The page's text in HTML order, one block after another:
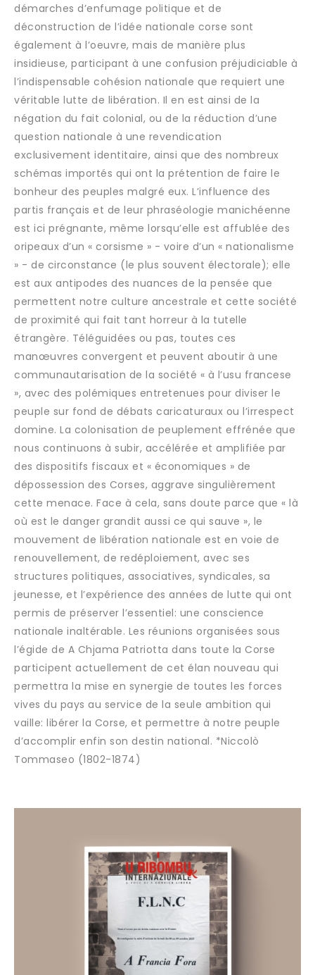
démarches d’enfumage politique et de
déconstruction de l’idée nationale corse sont
également à l’oeuvre, mais de manière plus
insidieuse, participant à une confusion préjudiciable à
l’indispensable cohésion nationale que requiert une
véritable lutte de libération. Il en est ainsi de la
négation du fait colonial, ou de la réduction d’une
question nationale à une revendication
exclusivement identitaire, ainsi que des nombreux
schémas importés qui ont la prétention de faire le
bonheur des peuples malgré eux. L’influence des
partis français et de leur phraséologie manichéenne
est ici prégnante, même lorsqu’elle est affublée des
oripeaux d’un « corsisme » - voire d’un « nationalisme
» - de circonstance (le plus souvent électorale); elle
est aux antipodes des nuances de la pensée que
permettent notre culture ancestrale et cette société
de proximité qui fait tant horreur à la tutelle
étrangère. Téléguidées ou pas, toutes ces
manœuvres convergent et peuvent aboutir à une
communautarisation de la société « à l’usu francese
», avec des polémiques entretenues pour diviser le
peuple sur fond de débats caricaturaux ou l’irrespect
domine. La colonisation de peuplement effrénée que
nous continuons à subir, accélérée et amplifiée par
des dispositifs fiscaux et « économiques » de
dépossession des Corses, aggrave singulièrement
cette menace. Face à cela, sans doute parce que « là
où est le danger grandit aussi ce qui sauve », le
mouvement de libération nationale est en voie de
renouvellement, de redéploiement, avec ses
structures politiques, associatives, syndicales, sa
jeunesse, et l’expérience des années de lutte qui ont
permis de préserver l’essentiel: une conscience
nationale inaltérable. Les réunions organisées sous
l’égide de A Chjama Patriotta dans toute la Corse
participent actuellement de cet élan nouveau qui
permettra la mise en synergie de toutes les forces
vives du pays au service de la seule ambition qui
vaille: libérer la Corse, et permettre à notre peuple
d’accomplir enfin son destin national. *Niccolò
Tommaseo (1802-1874)